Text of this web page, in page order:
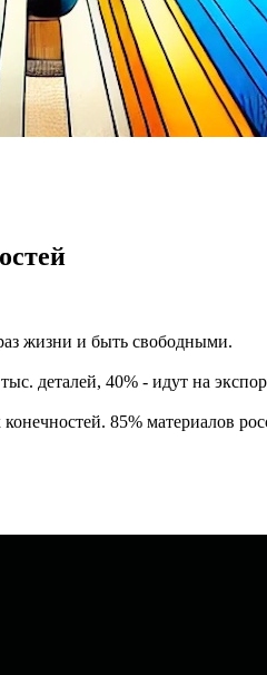
жизни и быть свободными.
деталей, 40% - идут на
85% материалов